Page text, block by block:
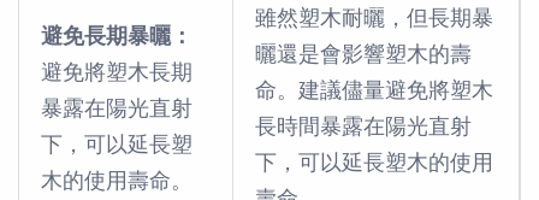
避免長期暴曬：
避免將塑木長期
暴露在陽光直射
下，可以延長塑
木的使用壽命。
雖然塑木耐曬，但長期暴
曬還是會影響塑木的壽
命。建議儘量避免將塑木
長時間暴露在陽光直射
下，可以延長塑木的使用